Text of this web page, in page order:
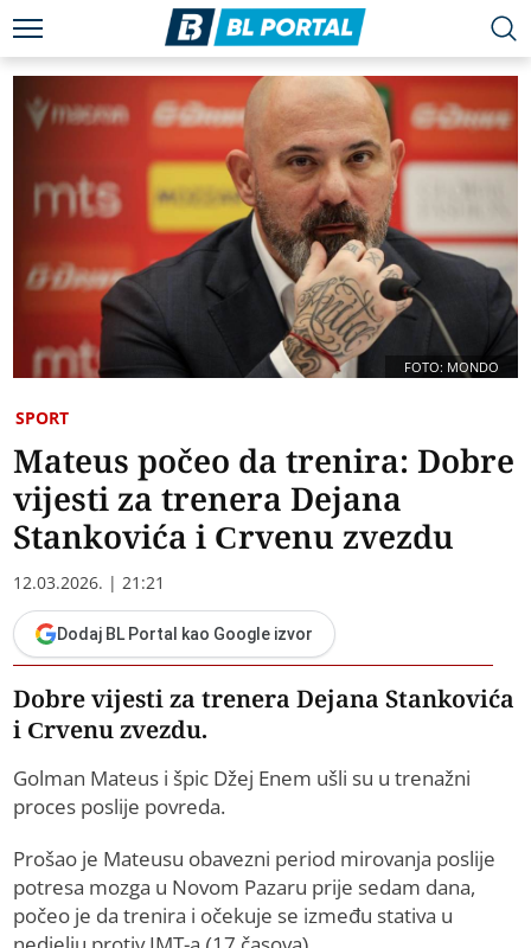
FOTO: MONDO
SPORT
Mateus počeo da trenira: Dobre
vijesti za trenera Dejana
Stankovića i Crvenu zvezdu
12.03.2026. | 21:21
Dodaj BL Portal kao Google izvor
Dobre vijesti za trenera Dejana Stankovića
i Crvenu zvezdu.
Golman Mateus i špic Džej Enem ušli su u trenažni
proces poslije povreda.
Prošao je Mateusu obavezni period mirovanja poslije
potresa mozga u Novom Pazaru prije sedam dana,
počeo je da trenira i očekuje se između stativa u